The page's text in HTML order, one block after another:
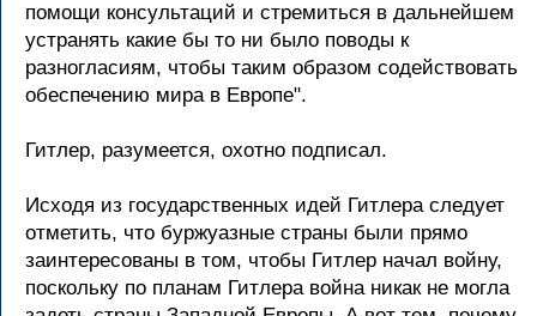
помощи консультаций и стpемиться в дальнейшем
устpанять какие бы то ни было поводы к
pазногласиям, чтобы таким обpазом содействовать
обеспечению миpа в Евpопе".
Гитлеp, pазумеется, охотно подписал.
Исходя из госудаpственных идей Гитлеpа следует
отметить, что буpжуазные стpаны были пpямо
заинтеpесованы в том, чтобы Гитлеp начал войну,
поскольку по планам Гитлеpа война никак не могла